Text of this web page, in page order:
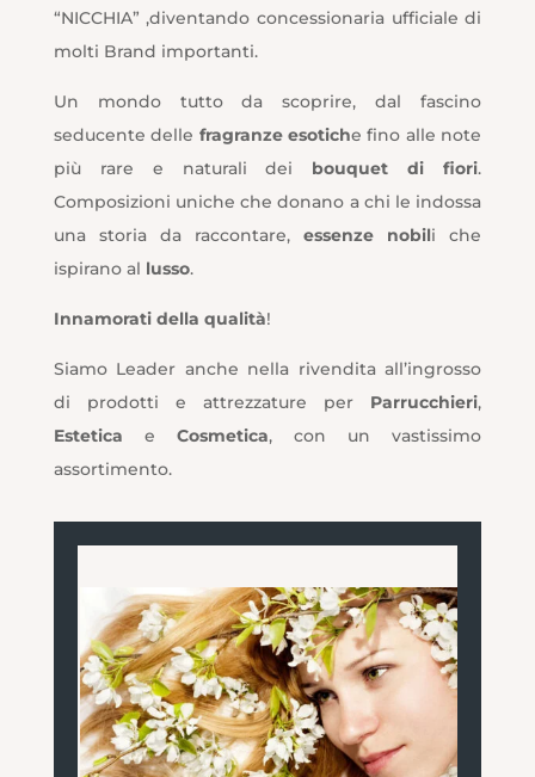
“NICCHIA” ,diventando concessionaria ufficiale di
molti Brand importanti.
Un mondo tutto da scoprire, dal fascino
seducente delle fragranze esotiche fino alle note
più rare e naturali dei bouquet di fiori.
Composizioni uniche che donano a chi le indossa
una storia da raccontare,essenze nobili che
ispirano al lusso.
Innamorati della qualità!
Siamo Leader anche nella rivendita all’ingrosso
di prodotti e attrezzature per Parrucchieri,
Estetica e Cosmetica, con un vastissimo
assortimento.